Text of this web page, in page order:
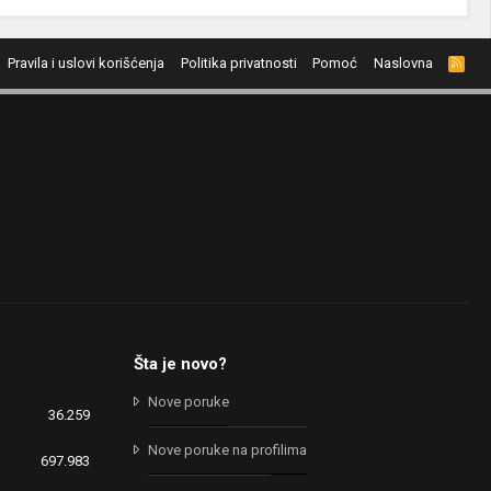
Pravila i uslovi korišćenja Politika privatnosti Pomoć Naslovna
R
S
S
36.259
697.983
Šta je novo?
Nove poruke
Nove poruke na profilima